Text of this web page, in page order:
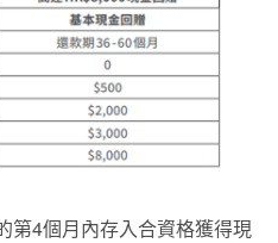
第4個月內存入合資格獲得現